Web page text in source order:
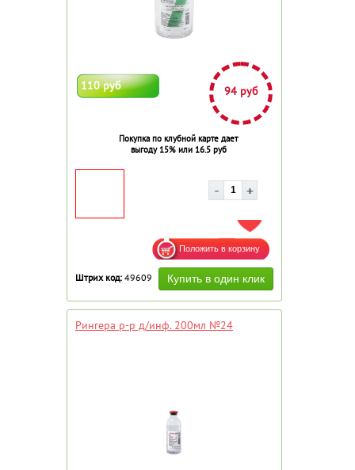
110 руб 94 руб
Покупка по клубной карте дает
выгоду 15% или 16.5 руб
ДОБАВИТЬ В ИЗБРАННОЕ
Штрих код: 49609
Рингера р-р д/инф. 200мл №24